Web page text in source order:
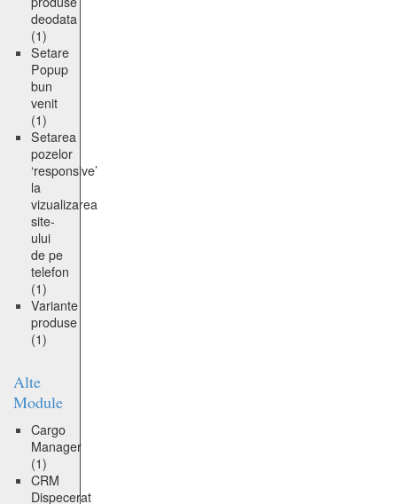
deodata
(1)
Setare
Popup
bun
venit
(1)
Setarea
pozelor
‘responsive’
la
vizualizarea
site-
ului
de pe
telefon
(1)
Variante
produse
(1)
Alte
Module
Cargo
Manager
(1)
CRM
Dispecerat